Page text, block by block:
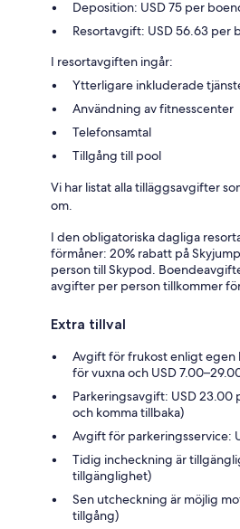
Deposition: USD 75 per
Resortavgift: USD 56.63 per
I resortavgiften ingår:
Ytterligare inkluderade
Användning av fitnesscenter
Telefonsamtal
Tillgång till pool
Vi har listat alla tilläggsavgifter
om.
I den obligatoriska dagliga
förmåner: 20% rabatt på
person till Skypod.
avgifter per person tillkommer
Extra tillval
Avgift för frukost enligt egen
för vuxna och USD
Parkeringsavgift: USD
och komma tillbaka)
Avgift för parkeringsservice:
Tidig incheckning är
tillgänglighet)
Sen utcheckning är möjlig
tillgång)